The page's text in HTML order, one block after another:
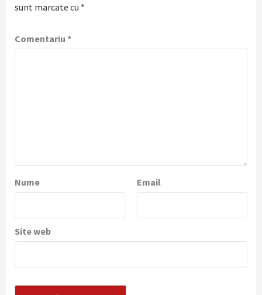
sunt marcate cu *
Comentariu *
Nume Email
Site web